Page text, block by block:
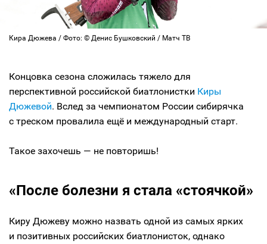
Кира Дюжева / Фото: © Денис Бушковский / Матч ТВ
Концовка сезона сложилась тяжело для
перспективной российской биатлонистки Киры
Дюжевой. Вслед за чемпионатом России сибирячка
с треском провалила ещё и международный старт.
Такое захочешь — не повторишь!
«После болезни я стала «стоячкой»
Киру Дюжеву можно назвать одной из самых ярких
и позитивных российских биатлонисток, однако